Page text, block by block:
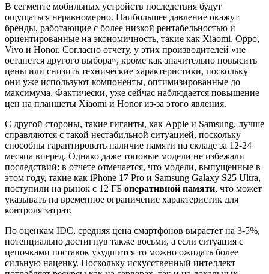
В сегменте мобильных устройств последствия будут
ощущаться неравномерно. Наибольшее давление окажут
бренды, работающие с более низкой рентабельностью и
ориентированные на экономичность, такие как Xiaomi, Oppo,
Vivo и Honor. Согласно отчету, у этих производителей «не
останется другого выбора», кроме как значительно повысить
цены или снизить технические характеристики, поскольку
они уже используют компоненты, оптимизированные до
максимума. Фактически, уже сейчас наблюдается повышение
цен на планшеты Xiaomi и Honor из-за этого явления.
С другой стороны, такие гиганты, как Apple и Samsung, лучше
справляются с такой нестабильной ситуацией, поскольку
способны гарантировать наличие памяти на складе за 12-24
месяца вперед. Однако даже топовые модели не избежали
последствий: в отчете отмечается, что модели, выпущенные в
этом году, такие как iPhone 17 Pro и Samsung Galaxy S25 Ultra,
поступили на рынок с 12 ГБ оперативной памяти, что может
указывать на временное ограничение характеристик для
контроля затрат.
По оценкам IDC, средняя цена смартфонов вырастет на 3-5%,
потенциально достигнув также восьми, а если ситуация с
цепочками поставок ухудшится то можно ожидать более
сильную наценку. Поскольку искусственный интеллект